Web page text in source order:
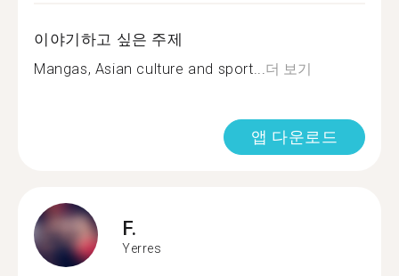
이야기하고 싶은 주제
Mangas, Asian culture and sport... 더 보기
앱 다운로드
F.
Yerres